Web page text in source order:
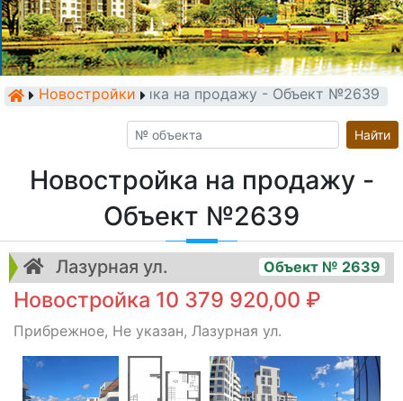
Новостройки
Новостройка на продажу - Объект №2639
Найти
Новостройка на продажу -
Объект №2639
Лазурная ул. Объект № 2639
Новостройка 10 379 920,00 ₽
Прибрежное, Не указан, Лазурная ул.